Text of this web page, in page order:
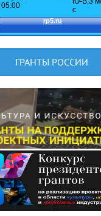
ГРАНТЫ РОССИИ